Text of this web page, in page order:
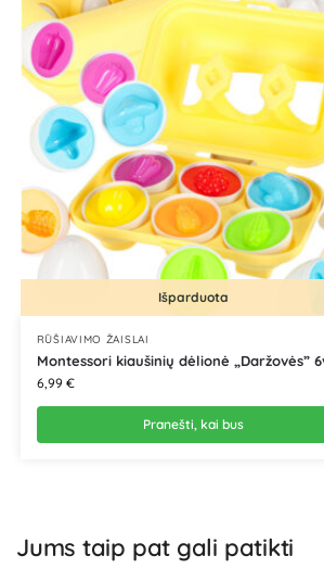
Išparduota
RŪŠIAVIMO ŽAISLAI
Montessori kiaušinių dėlionė „Daržovės”
6,99 €
Pranešti, kai bus
Jums taip pat gali patikti